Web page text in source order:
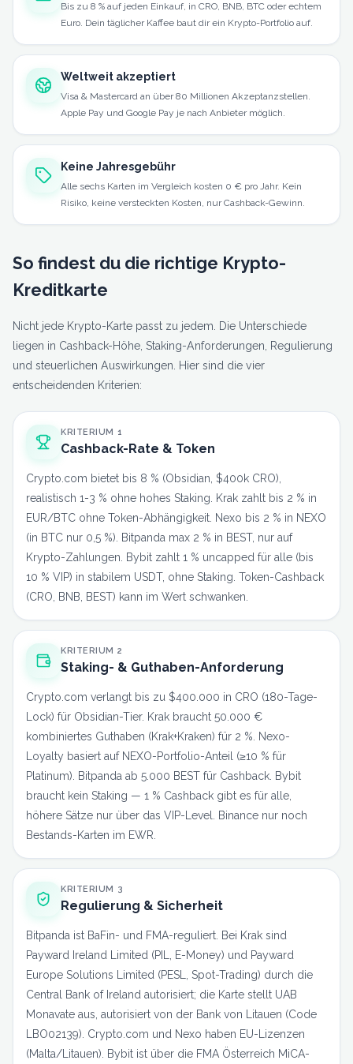
Bis zu 8 % auf jeden Einkauf, in CRO, BNB, BTC oder echtem
Euro. Dein täglicher Kaffee baut dir ein Krypto-Portfolio auf.
Weltweit akzeptiert
Visa & Mastercard an über 80 Millionen Akzeptanzstellen.
Apple Pay und Google Pay je nach Anbieter möglich.
Keine Jahresgebühr
Alle sechs Karten im Vergleich kosten 0 € pro Jahr. Kein
Risiko, keine versteckten Kosten, nur Cashback-Gewinn.
So findest du die richtige Krypto-
Kreditkarte
Nicht jede Krypto-Karte passt zu jedem. Die Unterschiede
liegen in Cashback-Höhe, Staking-Anforderungen, Regulierung
und steuerlichen Auswirkungen. Hier sind die vier
entscheidenden Kriterien:
KRITERIUM 1
Cashback-Rate & Token
Crypto.com bietet bis 8 % (Obsidian, $400k CRO),
realistisch 1-3 % ohne hohes Staking. Krak zahlt bis 2 % in
EUR/BTC ohne Token-Abhängigkeit. Nexo bis 2 % in NEXO
(in BTC nur 0,5 %). Bitpanda max 2 % in BEST, nur auf
Krypto-Zahlungen. Bybit zahlt 1 % uncapped für alle (bis
10 % VIP) in stabilem USDT, ohne Staking. Token-Cashback
(CRO, BNB, BEST) kann im Wert schwanken.
KRITERIUM 2
Staking- & Guthaben-Anforderung
Crypto.com verlangt bis zu $400.000 in CRO (180-Tage-
Lock) für Obsidian-Tier. Krak braucht 50.000 €
kombiniertes Guthaben (Krak+Kraken) für 2 %. Nexo-
Loyalty basiert auf NEXO-Portfolio-Anteil (≥10 % für
Platinum). Bitpanda ab 5.000 BEST für Cashback. Bybit
braucht kein Staking — 1 % Cashback gibt es für alle,
höhere Sätze nur über das VIP-Level. Binance nur noch
Bestands-Karten im EWR.
KRITERIUM 3
Regulierung & Sicherheit
Bitpanda ist BaFin- und FMA-reguliert. Bei Krak sind
Payward Ireland Limited (PIL, E-Money) und Payward
Europe Solutions Limited (PESL, Spot-Trading) durch die
Central Bank of Ireland autorisiert; die Karte stellt UAB
Monavate aus, autorisiert von der Bank von Litauen (Code
LBO02139). Crypto.com und Nexo haben EU-Lizenzen
(Malta/Litauen). Bybit ist über die FMA Österreich MiCA-